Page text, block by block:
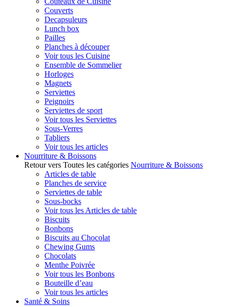
Couverts
Decapsuleurs
Lunch box
Pailles
Planches à découper
Voir tous les Cuisine
Ensemble de Sommelier
Horloges
Magnets
Serviettes
Peignoirs
Serviettes de sport
Voir tous les Serviettes
Sous-Verres
Tabliers
Voir tous les articles
Nourriture & Boissons
Retour vers Toutes les catégories Nourriture & Boissons
Articles de table
Planches de service
Serviettes de table
Sous-bocks
Voir tous les Articles de table
Biscuits
Bonbons
Biscuits au Chocolat
Chewing Gums
Chocolats
Menthe Poivrée
Voir tous les Bonbons
Bouteille d’eau
Voir tous les articles
Santé & Soins